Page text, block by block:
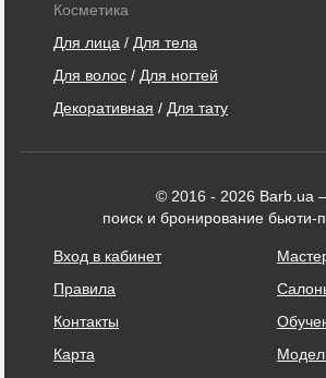
Косметика
Для лица / Для тела
Для волос / Для ногтей
Декоративная / Для тату
© 2016 - 2026 Barb.ua
поиск и бронирование бьюти-
Вход в кабинет
Правила
Контакты
Карта